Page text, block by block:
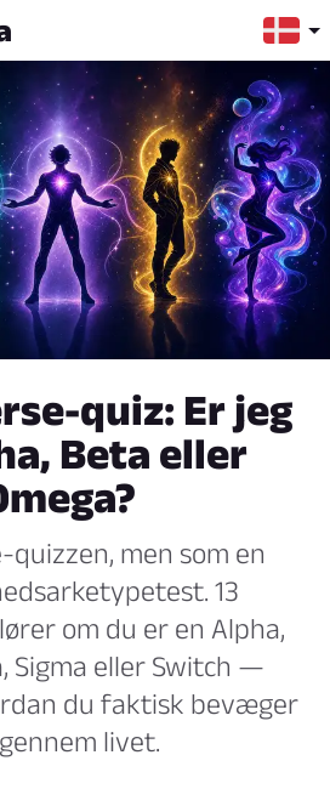
quiz: Er jeg
Beta eller
quizzen, men som en
13
om du er en Alpha,
Sigma eller Switch —
du faktisk bevæger
livet.